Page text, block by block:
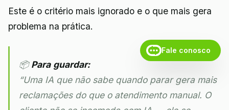
Este é o critério mais ignorado e o que mais gera
problema na prática.
📦Para guardar:
“Uma IA que não sabe quando parar gera mais
reclamações do que o atendimento manual. O
Fale conosco